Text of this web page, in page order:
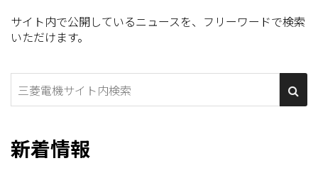
サイト内で公開しているニュースを、フリーワードで検索
いただけます。
新着情報